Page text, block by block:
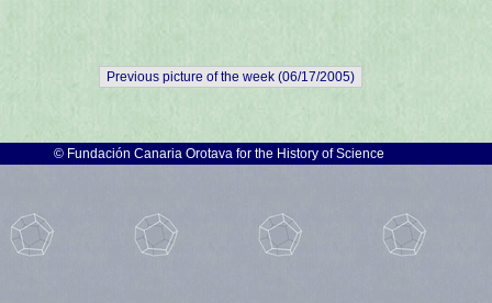
Previous picture of the week (06/17/2005)
© Fundación Canaria Orotava for the History of Science